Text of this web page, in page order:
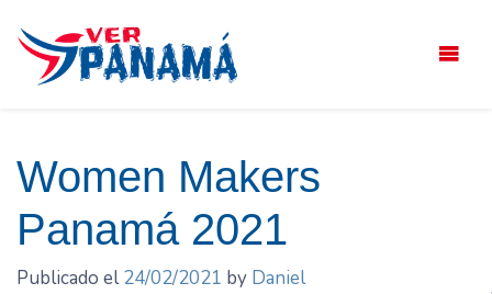
contenido
Women Makers
Panamá 2021
Publicado el24/02/2021 by Daniel